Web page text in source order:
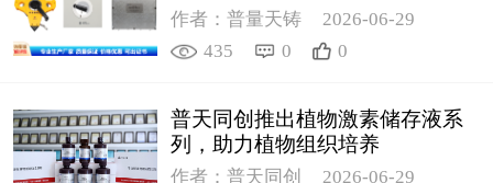
作者：普量天铸
2026-06-29
435
0 0
普天同创推出植物激素储存液系
列，助力植物组织培养
作者：普天同创
2026-06-29